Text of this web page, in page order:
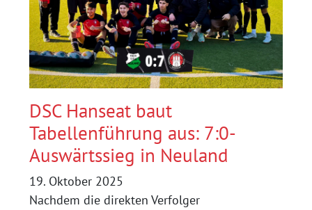
FFC
08
=
1:1
DSC Hanseat baut
Tabellenführung aus: 7:0-
Auswärtssieg in Neuland
19. Oktober 2025
Nachdem die direkten Verfolger